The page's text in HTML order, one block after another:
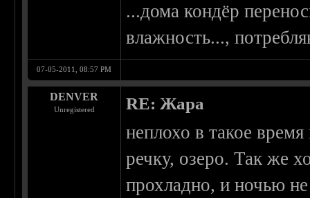
...дома кондёр
влажность...,
07-05-2011, 08:57 PM
DENVER
Unregistered RE: Жара
неплохо в такое
речку, озеро. Так же
прохладно, и ночью